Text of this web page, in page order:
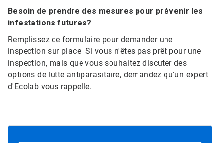
Besoin de prendre des mesures pour prévenir les
infestations futures?
Remplissez ce formulaire pour demander une
inspection sur place. Si vous n'êtes pas prêt pour une
inspection, mais que vous souhaitez discuter des
options de lutte antiparasitaire, demandez qu'un expert
d'Ecolab vous rappelle.